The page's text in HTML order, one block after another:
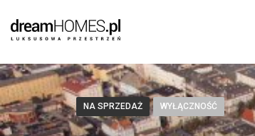
NA SPRZEDAŻ WYŁĄCZNOŚĆ